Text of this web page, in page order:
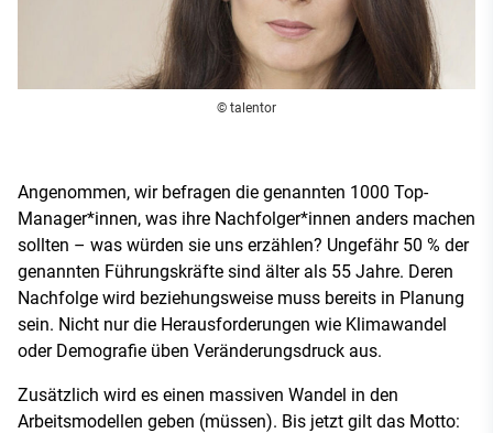
© talentor
Angenommen, wir befragen die genannten 1000 Top-
Manager*innen, was ihre Nachfolger*innen anders machen
sollten – was würden sie uns erzählen? Ungefähr 50 % der
genannten Führungskräfte sind älter als 55 Jahre. Deren
Nachfolge wird beziehungsweise muss bereits in Planung
sein. Nicht nur die Herausforderungen wie Klimawandel
oder Demografie üben Veränderungsdruck aus.
Zusätzlich wird es einen massiven Wandel in den
Arbeitsmodellen geben (müssen). Bis jetzt gilt das Motto: